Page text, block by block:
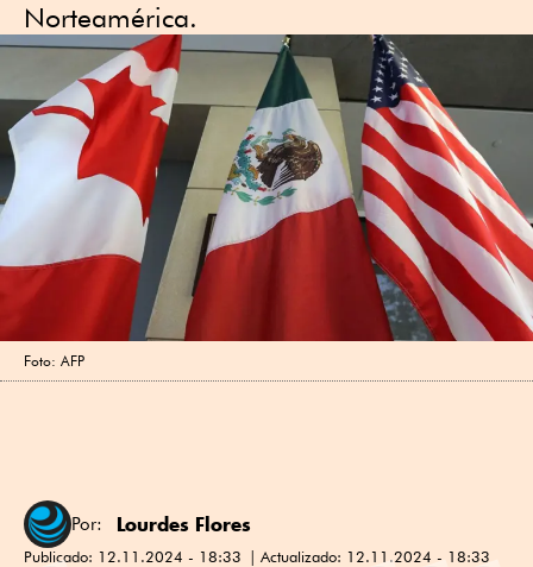
Norteamérica.
Foto: AFP
Por: Lourdes Flores
Publicado: 12.11.2024 - 18:33 Actualizado: 12.11.2024 - 18:33